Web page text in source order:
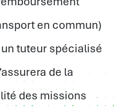
en commun)
tuteur spécialisé
de la
des missions